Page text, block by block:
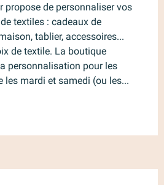
propose de personnaliser vos
textiles : cadeaux de
tablier, accessoires...
de textile. La boutique
personnalisation pour les
les mardi et samedi (ou les...